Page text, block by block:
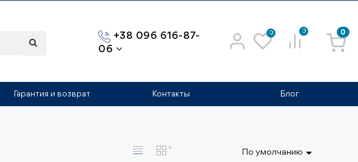
+38 096 616-87-
06
0 0 0
Гарантия и возврат Контакты Блог
По умолчанию